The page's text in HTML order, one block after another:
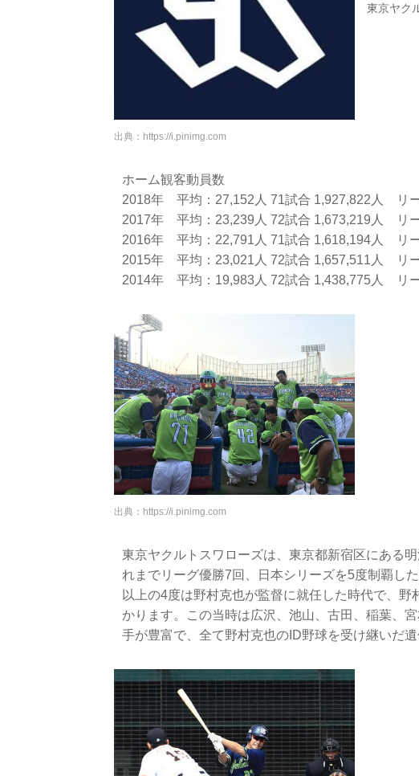
東京ヤク
出典： https://i.pinimg.com
ホーム観客動員数
2018年 平均：27,152人 71試合 1,927,822人 リ
2017年 平均：23,239人 72試合 1,673,219人 リ
2016年 平均：22,791人 71試合 1,618,194人 リ
2015年 平均：23,021人 72試合 1,657,511人 リ
2014年 平均：19,983人 72試合 1,438,775人 リ
出典： https://i.pinimg.com
東京ヤクルトスワローズは、東京都新宿区にある
れまでリーグ優勝7回、日本シリーズを5度制覇し
以上の4度は野村克也が監督に就任した時代で、
かります。この当時は広沢、池山、古田、稲葉、
手が豊富で、全て野村克也のID野球を受け継いだ遺